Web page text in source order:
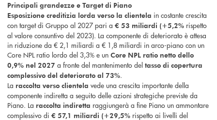
Principali grandezze e Target di Piano
Esposizione creditizia lorda verso la clientela in costante crescita
con target di Gruppo al 2027 pari a € 53 miliardi (+5,2% rispetto
al valore consuntivo del 2023). La componente di deteriorato è attesa
in riduzione da € 2,1 miliardi a € 1,8 miliardi in arco-piano con un
Core NPL ratio lordo del 3,3% e un Core NPL ratio netto dello
0,9% nel 2027 a fronte del mantenimento del tasso di copertura
complessivo del deteriorato al 73%.
La raccolta verso clientela vede una crescita importante della
componente indiretta a seguito delle azioni strategiche previste da
Piano. La raccolta indiretta raggiungerà a fine Piano un ammontare
complessivo di € 57,1 miliardi (+29,5% rispetto ai livelli del